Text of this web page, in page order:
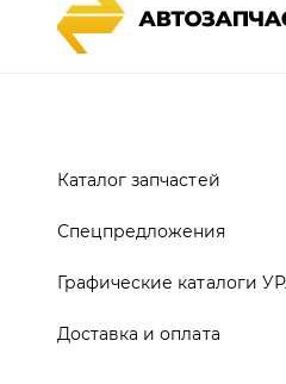
Каталог запчастей